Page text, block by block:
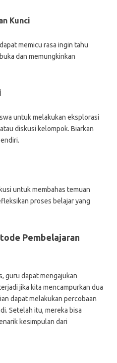
Kunci
memicu rasa ingin tahu
dan memungkinkan
untuk melakukan eksplorasi
diskusi kelompok. Biarkan
untuk membahas temuan
proses belajar yang
Pembelajaran
guru dapat mengajukan
jika kita mencampurkan dua
dapat melakukan percobaan
Setelah itu, mereka bisa
kesimpulan dari